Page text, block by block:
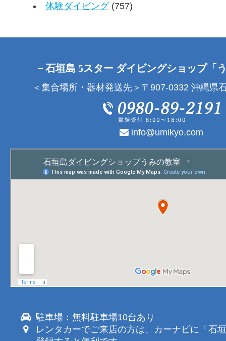
体験ダイビング(757)
－石垣島 5スター ダイビングショップ「
＜集合場所・器材発送先＞〒907-0332 沖縄県
info@umikyo.com
駐車場：無料駐車場10台あり
レンタカーでご来店の方は、カーナビに「石